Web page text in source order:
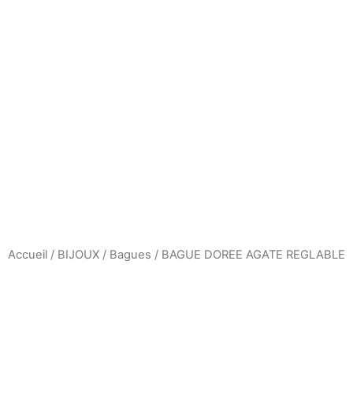
Accueil / BIJOUX / Bagues / BAGUE DOREE AGATE REGLABLE